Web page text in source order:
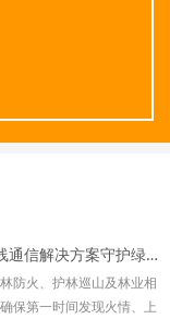
中兴高达公专结合无线通信解决方案守护绿色红河
防火、护林巡山及林业相
保第一时间发现火情、上